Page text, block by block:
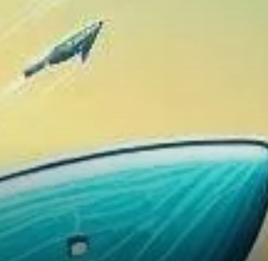
Informations sur l'Activité du
Réseau